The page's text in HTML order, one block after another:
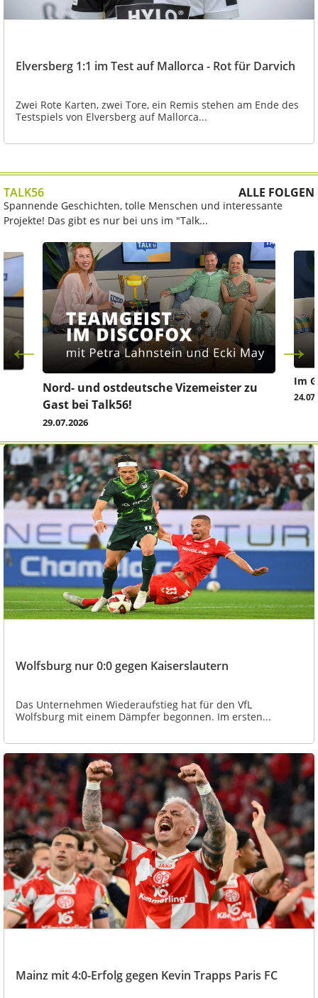
Elversberg 1:1 im Test auf Mallorca - Rot für Darvich
Zwei Rote Karten, zwei Tore, ein Remis stehen am Ende des
Testspiels von Elversberg auf Mallorca...
TALK56 ALLE FOLGEN
Spannende Geschichten, tolle Menschen und interessante
Projekte! Das gibt es nur bei uns im "Talk...
Nord- und ostdeutsche Vizemeister zu
Gast bei Talk56!
29.07.2026
Im
Wolfsburg nur 0:0 gegen Kaiserslautern
Das Unternehmen Wiederaufstieg hat für den VfL
Wolfsburg mit einem Dämpfer begonnen. Im ersten...
Mainz mit 4:0-Erfolg gegen Kevin Trapps Paris FC